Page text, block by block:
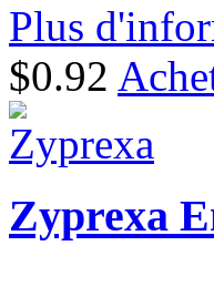
Plus
$0.92
Zyprexa